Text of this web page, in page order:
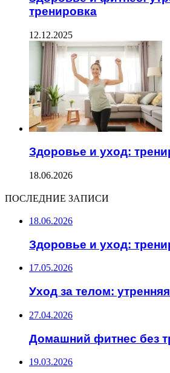
тренировка
12.12.2025
Здоровье и уход:
18.06.2026
ПОСЛЕДНИЕ ЗАПИСИ
18.06.2026
Здоровье и уход:
17.05.2026
Уход за телом:
27.04.2026
Домашний фитнес без
19.03.2026